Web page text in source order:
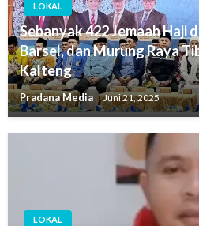
LOKAL
Sebanyak 422 Jemaah Haji
Barsel, dan Murung Raya
Kalteng
Pradana Media Juni 21, 2025
LOKAL